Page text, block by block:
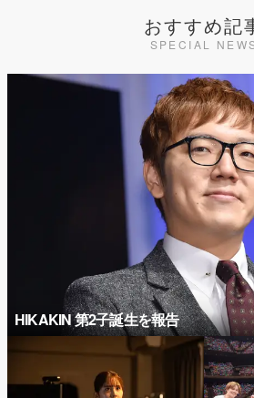
おすすめ記
SPECIAL
HIKAKIN 第2子誕生を報告